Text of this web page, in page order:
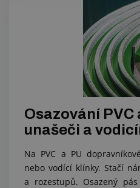
Osazování PVC
unašeči a
Na PVC a PU
nebo vodící klínky. Stačí
a rozestupů. Osazený